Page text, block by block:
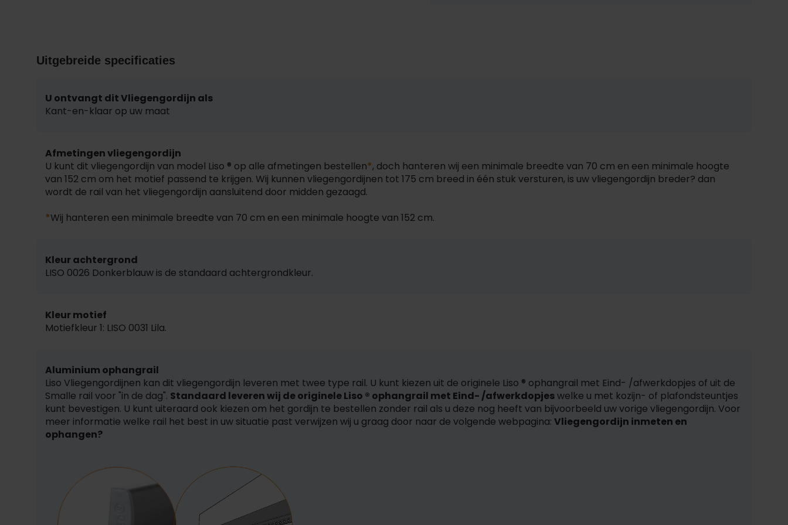
Uitgebreide specificaties
U ontvangt dit Vliegengordijn als
Kant-en-klaar op uw maat
Afmetingen vliegengordijn
U kunt dit vliegengordijn van model Liso ® op alle afmetingen bestellen*, doch hanteren wij een minimale breedte van 70 cm en een minimale hoogte
van 152 cm om het motief passend te krijgen. Wij kunnen vliegengordijnen tot 175 cm breed in één stuk versturen, is uw vliegengordijn breder? dan
wordt de rail van het vliegengordijn aansluitend door midden gezaagd.
*Wij hanteren een minimale breedte van 70 cm en een minimale hoogte van 152 cm.
Kleur achtergrond
LISO 0026 Donkerblauw is de standaard achtergrondkleur.
Kleur motief
Motiefkleur 1: LISO 0031 Lila.
Aluminium ophangrail
Liso Vliegengordijnen kan dit vliegengordijn leveren met twee type rail. U kunt kiezen uit de originele Liso ® ophangrail met Eind- /afwerkdopjes of uit de
Smalle rail voor "in de dag". Standaard leveren wij de originele Liso ® ophangrail met Eind- /afwerkdopjeswelke u met kozijn- of plafondsteuntjes
kunt bevestigen. U kunt uiteraard ook kiezen om het gordijn te bestellen zonder rail als u deze nog heeft van bijvoorbeeld uw vorige vliegengordijn. Voor
meer informatie welke rail het best in uw situatie past verwijzen wij u graag door naar de volgende webpagina: Vliegengordijn inmeten en
ophangen?